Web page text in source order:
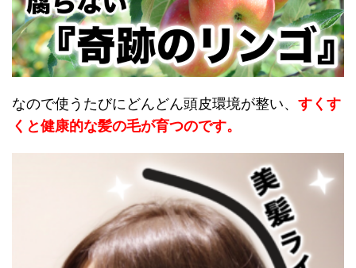
なので使うたびにどんどん頭皮環境が整い、 すくす
くと健康的な髪の毛が育つのです。